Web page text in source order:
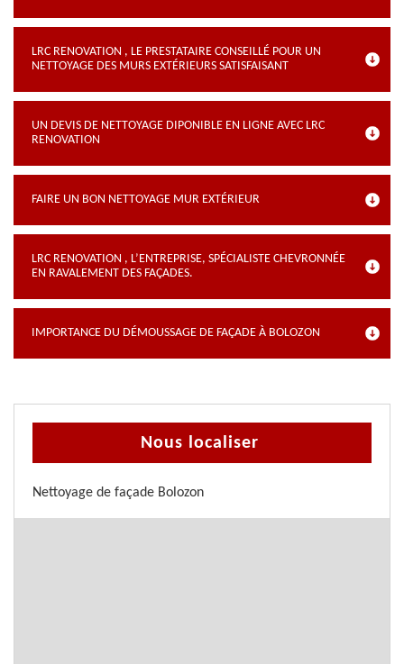
LRC RENOVATION , LE PRESTATAIRE CONSEILLÉ POUR UN
NETTOYAGE DES MURS EXTÉRIEURS SATISFAISANT
UN DEVIS DE NETTOYAGE DIPONIBLE EN LIGNE AVEC LRC
RENOVATION
FAIRE UN BON NETTOYAGE MUR EXTÉRIEUR
LRC RENOVATION , L’ENTREPRISE, SPÉCIALISTE CHEVRONNÉE
EN RAVALEMENT DES FAÇADES.
IMPORTANCE DU DÉMOUSSAGE DE FAÇADE À BOLOZON
Nous localiser
Nettoyage de façade Bolozon